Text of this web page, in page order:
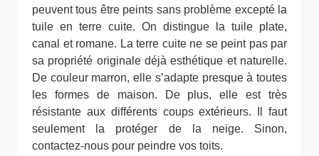
peuvent tous être peints sans problème excepté la
tuile en terre cuite. On distingue la tuile plate,
canal et romane. La terre cuite ne se peint pas par
sa propriété originale déjà esthétique et naturelle.
De couleur marron, elle s’adapte presque à toutes
les formes de maison. De plus, elle est très
résistante aux différents coups extérieurs. Il faut
seulement la protéger de la neige. Sinon,
contactez-nous pour peindre vos toits.